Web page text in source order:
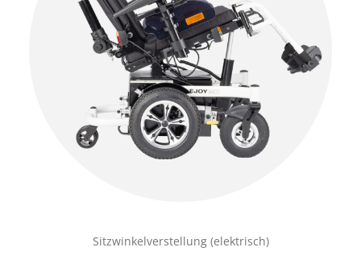
Sitzwinkelverstellung (elektrisch)